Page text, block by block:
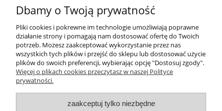
« 1 2 3 4 5 ... 14 »
Pomoc
Moje konto
Dbamy o Twoją prywatność
Pliki cookies i pokrewne im technologie umożliwiają poprawne
działanie strony i pomagają nam dostosować ofertę do Twoich
potrzeb. Możesz zaakceptować wykorzystanie przez nas
wszystkich tych plików i przejść do sklepu lub dostosować użycie
plików do swoich preferencji, wybierając opcję "Dostosuj zgody".
Więcej o plikach cookies przeczytasz w naszej Polityce
prywatności.
zaakceptuj tylko niezbędne